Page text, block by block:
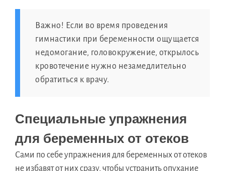
Важно! Если во время проведения
гимнастики при беременности ощущается
недомогание, головокружение, открылось
кровотечение нужно незамедлительно
обратиться к врачу.
Специальные упражнения
для беременных от отеков
Сами по себе упражнения для беременных от отеков
не избавят от них сразу, чтобы устранить опухание